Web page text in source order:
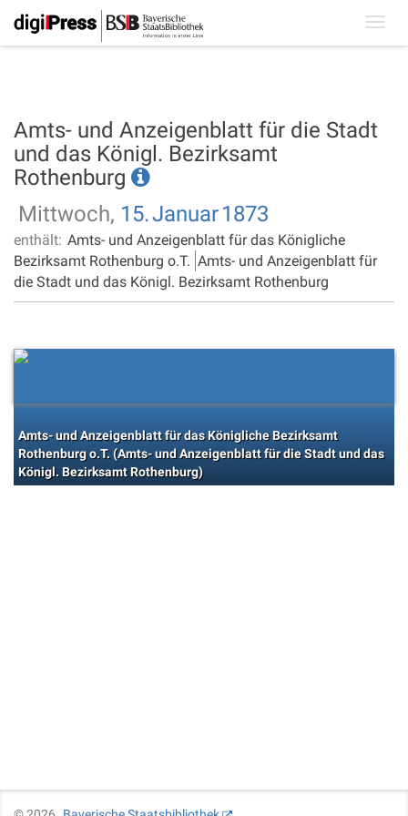
Amts- und Anzeigenblatt für die Stadt
und das Königl. Bezirksamt
Rothenburg
Mittwoch, 15.Januar1873
enthält: Amts- und Anzeigenblatt für das Königliche
Bezirksamt Rothenburg o.T. Amts- und Anzeigenblatt für
die Stadt und das Königl. Bezirksamt Rothenburg
Amts- und Anzeigenblatt für das Königliche Bezirksamt
Rothenburg o.T. (Amts- und Anzeigenblatt für die Stadt und das
Königl. Bezirksamt Rothenburg)